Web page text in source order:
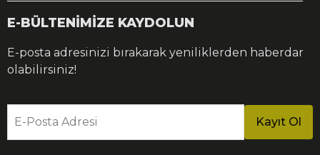
E-BÜLTENİMİZE KAYDOLUN
E-posta adresinizi bırakarak yeniliklerden haberdar
olabilirsiniz!
E-Posta Adresi Kayıt Ol